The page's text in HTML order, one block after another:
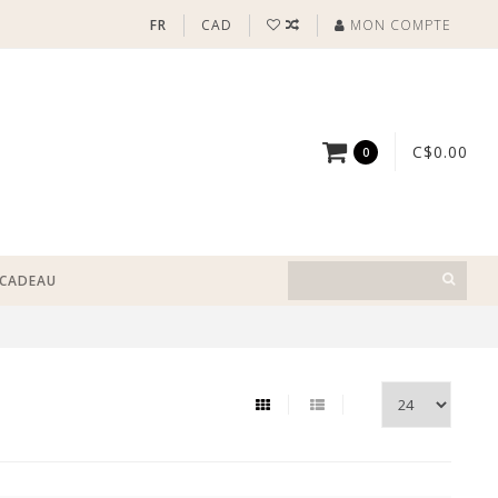
FR CAD MON COMPTE
0 C$0.00